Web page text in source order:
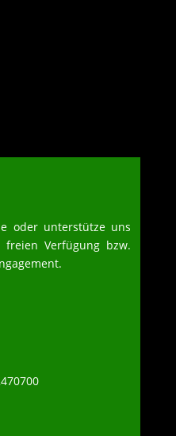
oder unterstütze uns
Verfügung bzw.